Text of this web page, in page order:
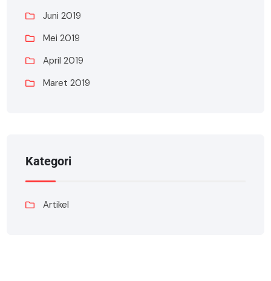
Juni 2019
Mei 2019
April 2019
Maret 2019
Kategori
Artikel